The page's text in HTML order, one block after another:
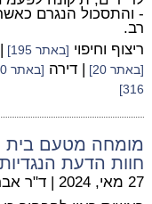
- והתסכול הנגרם כאשר
רב.
ריצוף וחיפוי [באתר 195]
[באתר 20] | דירה [באתר 520]
316]
מומחה מטעם בית
חוות הדעת הנגדיות
27 מאי, 2024 | ד"ר